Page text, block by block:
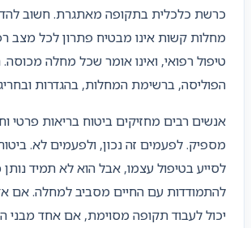
כרשת כלכלית בתקופה מאתגרת. חשוב
מחלות קשות אינו מבטיח פתרון לכל מצב
טיפול רפואי, ואינו אומר שכל מחלה מכוסה.
הפוליסה, ברשימת המחלות, בהגדרות
אנשים רבים מחזיקים ביטוח בריאות פרטי
מספיק. לפעמים זה נכון, ולפעמים לא.
לסייע בטיפול עצמו, אבל הוא לא תמיד נותן
להתמודדות עם החיים מסביב למחלה. אם
יכול לעבוד תקופה מסוימת, אם אחד מבני